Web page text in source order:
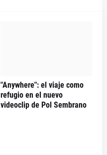
"Anywhere": el viaje como
refugio en el nuevo
videoclip de Pol Sembrano